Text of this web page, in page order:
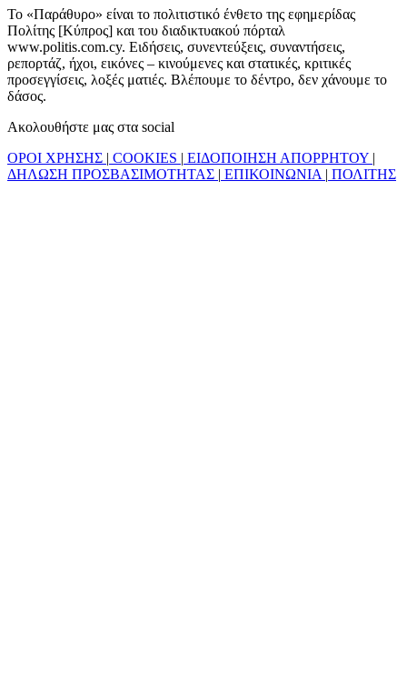
Το «Παράθυρο» είναι το πολιτιστικό ένθετο της εφημερίδας
Πολίτης [Κύπρος] και του διαδικτυακού πόρταλ
www.politis.com.cy. Ειδήσεις, συνεντεύξεις, συναντήσεις,
ρεπορτάζ, ήχοι, εικόνες – κινούμενες και στατικές, κριτικές
προσεγγίσεις, λοξές ματιές. Βλέπουμε το δέντρο, δεν χάνουμε το
δάσος.
Ακολουθήστε μας στα social
ΟΡΟΙ ΧΡΗΣΗΣ | COOKIES | ΕΙΔΟΠΟΙΗΣΗ ΑΠΟΡΡΗΤΟΥ |
ΔΗΛΩΣΗ ΠΡΟΣΒΑΣΙΜΟΤΗΤΑΣ | ΕΠΙΚΟΙΝΩΝΙΑ | ΠΟΛΙΤΗΣ